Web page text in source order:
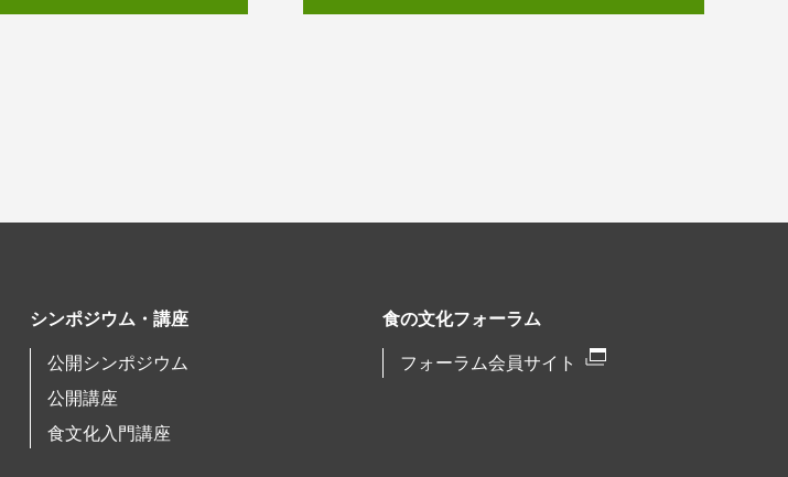
シンポジウム・講座
公開シンポジウム
公開講座
食文化入門講座
食の文化フォーラム
フォーラム会員サイト